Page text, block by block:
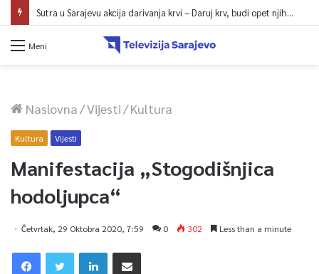
Sutra u Sarajevu akcija darivanja krvi – Daruj krv, budi opet njihov heroj
Meni
Naslovna/Vijesti/Kultura
Kultura Vijesti
Manifestacija „Stogodišnjica
hodoljupca“
Četvrtak, 29 Oktobra 2020, 7:59 0 302 Less than a minute